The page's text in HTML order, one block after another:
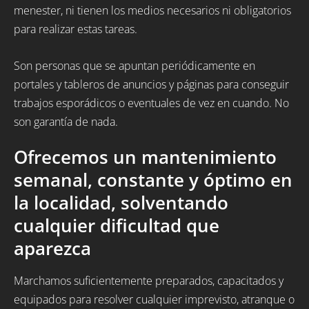
menester, ni tienen los medios necesarios ni obligatorios
para realizar estas tareas.
Son personas que se apuntan periódicamente en
portales y tableros de anuncios y páginas para conseguir
trabajos esporádicos o eventuales de vez en cuando. No
son garantía de nada.
Ofrecemos un mantenimiento
semanal, constante y óptimo en
la localidad, solventando
cualquier dificultad que
aparezca
Marchamos suficientemente preparados, capacitados y
equipados para resolver cualquier imprevisto, atranque o